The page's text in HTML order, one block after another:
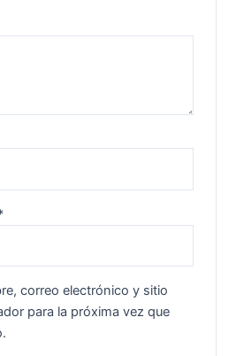
correo electrónico y sitio
para la próxima vez que